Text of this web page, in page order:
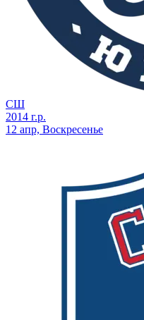
СШ
2014 г.р.
12 апр, Воскресенье